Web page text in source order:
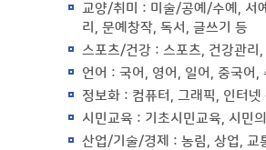
교양/취미 : 미술/공예/수예, 서
리, 문예창작, 독서, 글쓰기 등
스포츠/건강 : 스포츠, 건강관리
언어 : 국어, 영어, 일어, 중국어,
정보화 : 컴퓨터, 그래픽, 인터넷
시민교육 : 기초시민교육, 시민
산업/기술/경제 : 농림, 상업, 교